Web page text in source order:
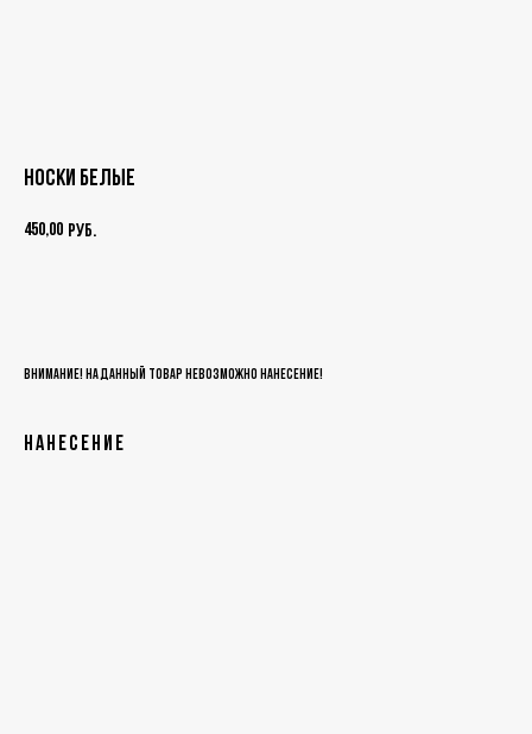
Носки белые
450,00 руб.
ВНИМАНИЕ! На данный товар НЕВОЗМОЖНО нанесение!
Нанесение